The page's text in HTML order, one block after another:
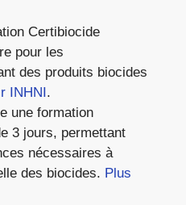
Certibiocide
pour les
des produits biocides
INHNI.
une formation
3 jours, permettant
nécessaires à
des biocides. Plus